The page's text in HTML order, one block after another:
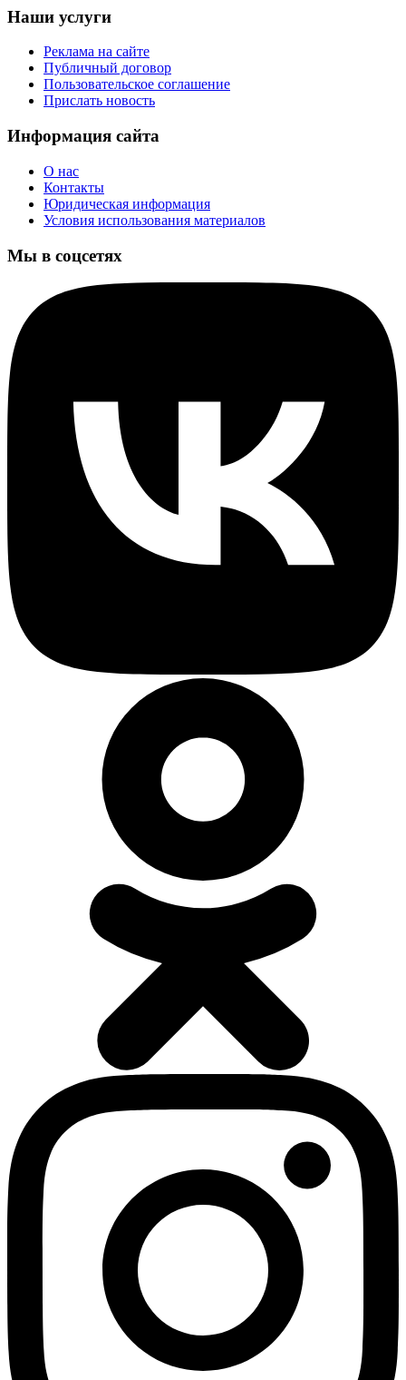
Наши услуги
Реклама на сайте
Публичный договор
Пользовательское соглашение
Прислать новость
Информация сайта
О нас
Контакты
Юридическая информация
Условия использования материалов
Мы в соцсетях